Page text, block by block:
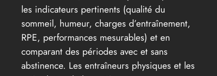
les indicateurs pertinents (qualité du
sommeil, humeur, charges d’entraînement,
RPE, performances mesurables) et en
comparant des périodes avec et sans
abstinence. Les entraîneurs physiques et les